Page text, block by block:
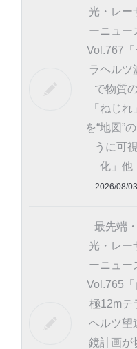
光・レー
ーニュー
Vol.767「
ラヘルツ
で物質
「ねじれ
を“地図”
うに可視
化」他
2026/08/03
最先端・
光・レー
ーニュー
Vol.765「
極12mテ
ヘルツ望
鏡計画が